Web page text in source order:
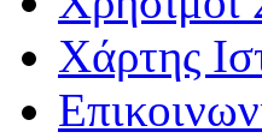
Χάρτης